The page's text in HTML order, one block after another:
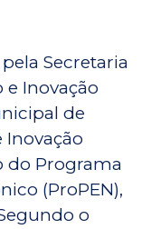
Secretaria
Inovação
de
Inovação
do Programa
(ProPEN),
o